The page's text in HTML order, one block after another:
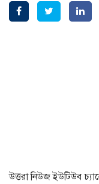
উত্তরা নিউজ ইউটিউব